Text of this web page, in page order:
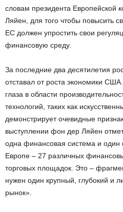
словам президента Европейской
Ляйен, для того чтобы повысить
ЕС должен упростить свои
финансовую среду.
За последние два десятилетия
отставал от роста экономики
глаза в области
технологий, таких как
демонстрирует очевидные
выступлении фон дер Ляйен
одна финансовая система и
Европе – 27 различных
торговых площадок. Это –
нужен один крупный, глубокий и
рынок».